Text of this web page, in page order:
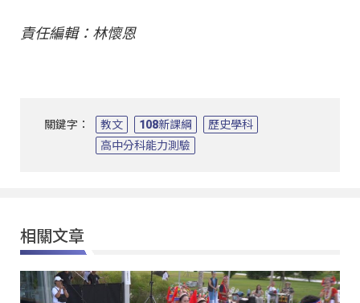
責任編輯：林懷恩
關鍵字： 教文 108新課綱
歷史學科
高中分科能力測驗
相關文章